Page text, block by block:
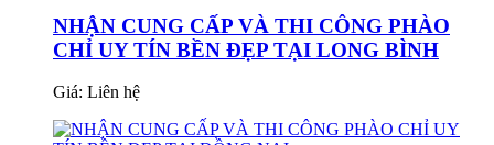
NHẬN CUNG CẤP VÀ THI CÔNG PHÀO
CHỈ UY TÍN BỀN ĐẸP TẠI LONG BÌNH
Giá: Liên hệ